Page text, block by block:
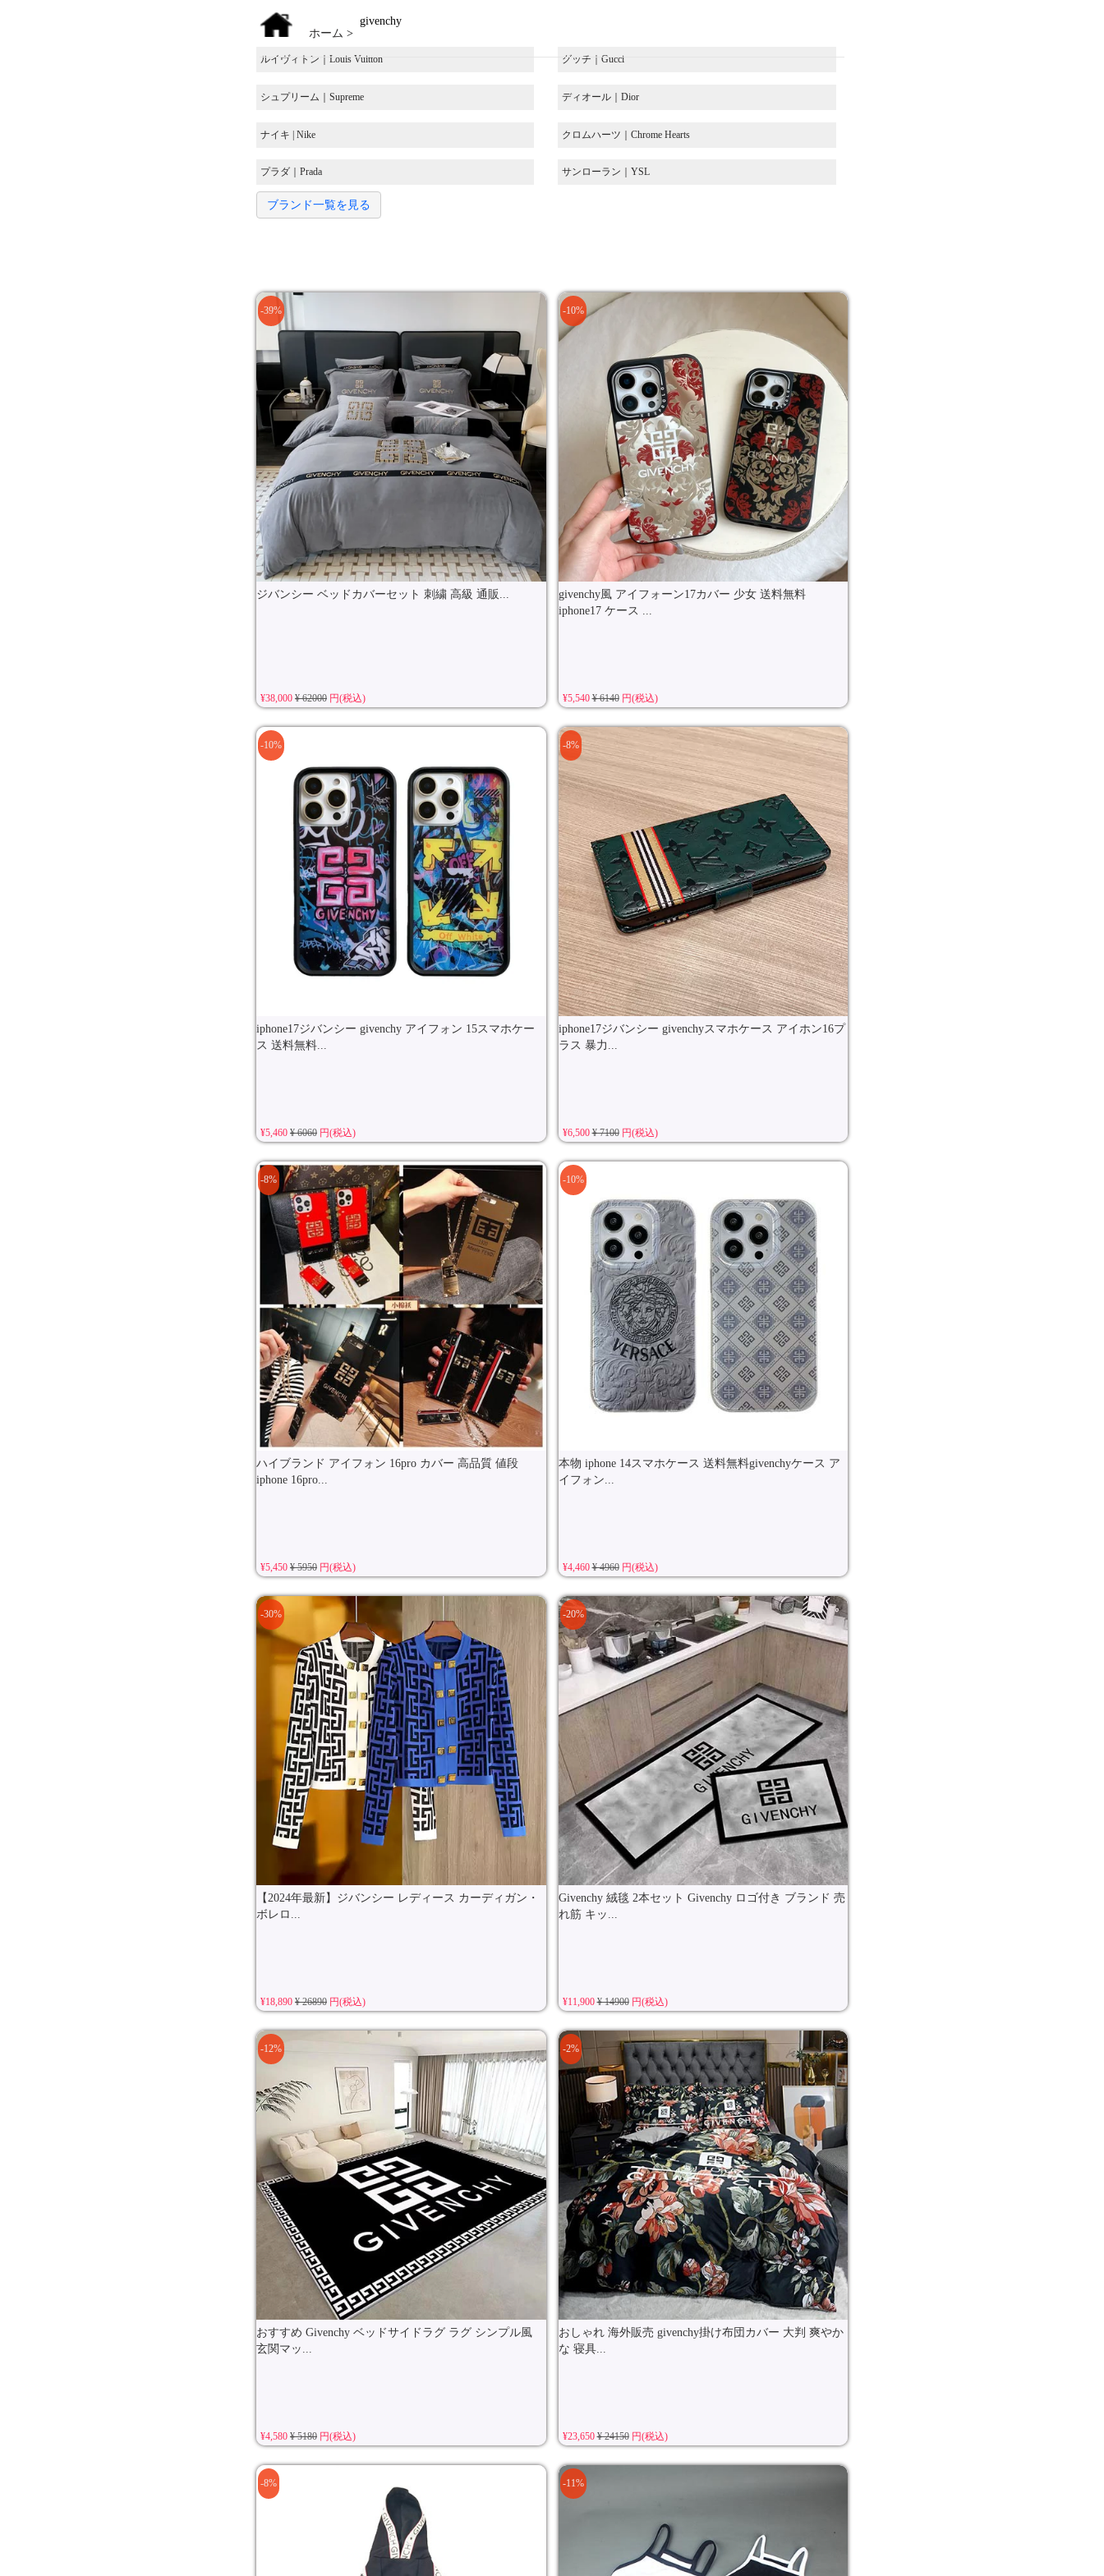
ホーム >
givenchy
ルイヴィトン｜Louis Vuitton グッチ｜Gucci
シュプリーム｜Supreme ディオール｜Dior
ナイキ | Nike クロムハーツ｜Chrome Hearts
プラダ｜Prada サンローラン｜YSL
ブランド一覧を見る
ジバンシー ベッドカバーセット 刺繍 高級 通販...
-39%
¥38,000 ¥ 62000 円(税込)
givenchy風 アイフォーン17カバー 少女 送料無料
iphone17 ケース ...
-10%
¥5,540¥ 6140円(税込)
iphone17ジバンシー givenchy アイフォン 15スマホケー
ス 送料無料...
-10%
¥5,460 ¥ 6060 円(税込)
iphone17ジバンシー givenchyスマホケース アイホン16プ
ラス 暴力...
-8%
¥6,500¥ 7100円(税込)
ハイブランド アイフォン 16pro カバー 高品質 値段
iphone 16pro...
-8%
¥5,450 ¥ 5950 円(税込)
本物 iphone 14スマホケース 送料無料givenchyケース ア
イフォン...
-10%
¥4,460¥ 4960円(税込)
【2024年最新】ジバンシー レディース カーディガン・
ボレロ...
-30%
¥18,890 ¥ 26890 円(税込)
Givenchy 絨毯 2本セット Givenchy ロゴ付き ブランド 売
れ筋 キッ...
-20%
¥11,900¥ 14900円(税込)
おすすめ Givenchy ベッドサイドラグ ラグ シンプル風
玄関マッ...
-12%
¥4,580 ¥ 5180 円(税込)
おしゃれ 海外販売 givenchy掛け布団カバー 大判 爽やか
な 寝具...
-2%
¥23,650¥ 24150円(税込)
-8% -11%